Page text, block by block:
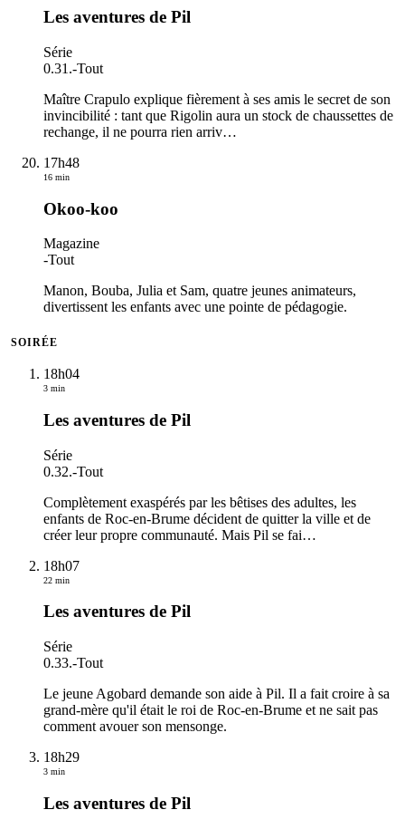
Les aventures de Pil
Série
0.31.-Tout
Maître Crapulo explique fièrement à ses amis le secret de son
invincibilité : tant que Rigolin aura un stock de chaussettes de
rechange, il ne pourra rien arriv…
17h48
16 min
Okoo-koo
Magazine
-Tout
Manon, Bouba, Julia et Sam, quatre jeunes animateurs,
divertissent les enfants avec une pointe de pédagogie.
SOIRÉE
18h04
3 min
Les aventures de Pil
Série
0.32.-Tout
Complètement exaspérés par les bêtises des adultes, les
enfants de Roc-en-Brume décident de quitter la ville et de
créer leur propre communauté. Mais Pil se fai…
18h07
22 min
Les aventures de Pil
Série
0.33.-Tout
Le jeune Agobard demande son aide à Pil. Il a fait croire à sa
grand-mère qu'il était le roi de Roc-en-Brume et ne sait pas
comment avouer son mensonge.
18h29
3 min
Les aventures de Pil